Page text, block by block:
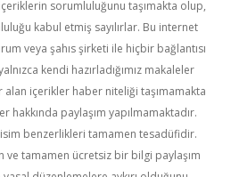
sorumluluğunu taşımakta olup,
kabul etmiş sayılırlar. Bu internet
veya şahıs şirketi ile hiçbir bağlantısı
kendi hazırladığımız makaleler
alan içerikler haber niteliği taşımamakta
hakkında paylaşım yapılmamaktadır.
benzerlikleri tamamen tesadüfidir.
ve tamamen ücretsiz bir bilgi paylaşım